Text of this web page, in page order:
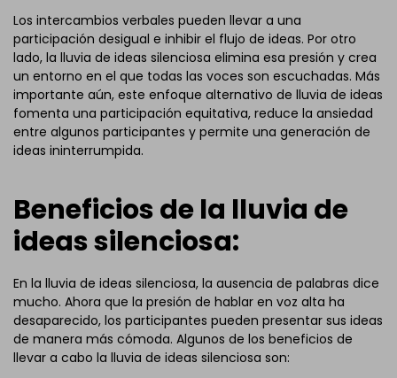
Los intercambios verbales pueden llevar a una
participación desigual e inhibir el flujo de ideas. Por otro
lado, la lluvia de ideas silenciosa elimina esa presión y crea
un entorno en el que todas las voces son escuchadas. Más
importante aún, este enfoque alternativo de lluvia de ideas
fomenta una participación equitativa, reduce la ansiedad
entre algunos participantes y permite una generación de
ideas ininterrumpida.
Beneficios de la lluvia de
ideas silenciosa:
En la lluvia de ideas silenciosa, la ausencia de palabras dice
mucho. Ahora que la presión de hablar en voz alta ha
desaparecido, los participantes pueden presentar sus ideas
de manera más cómoda. Algunos de los beneficios de
llevar a cabo la lluvia de ideas silenciosa son: